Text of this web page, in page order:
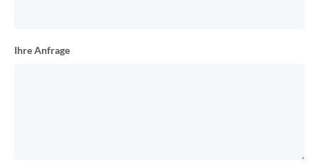
Ihre Anfrage